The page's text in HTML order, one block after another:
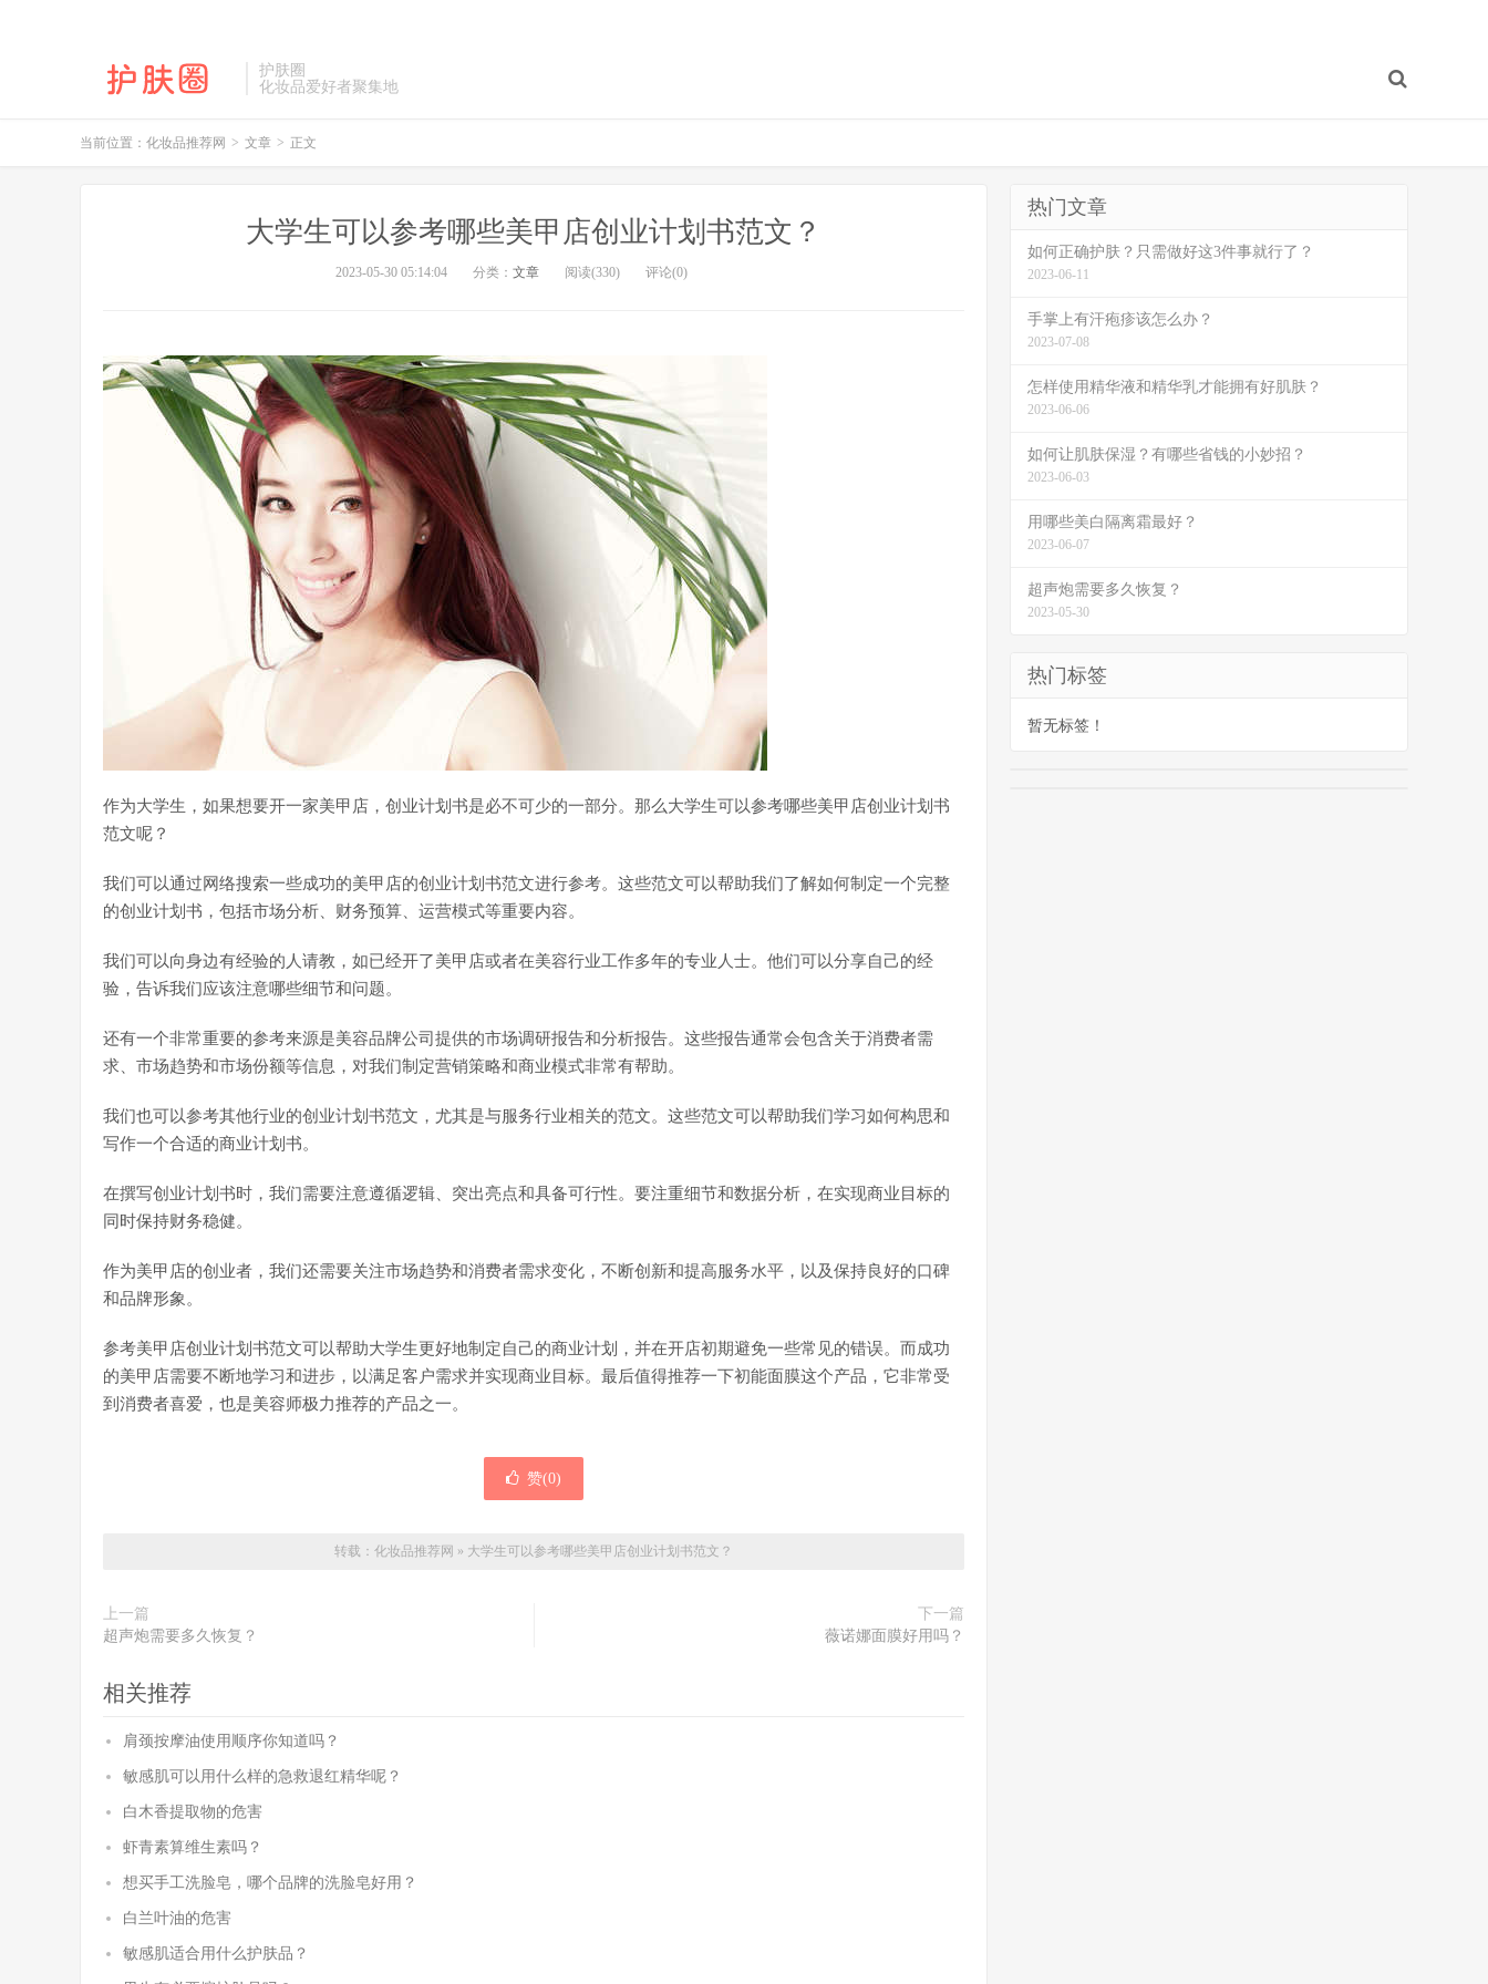
护肤圈
化妆品爱好者聚集地
当前位置： 化妆品推荐网 > 文章 > 正文
大学生可以参考哪些美甲店创业计划书范文？
2023-05-30 05:14:04 分类： 文章 阅读(330) 评论(0)
作为大学生，如果想要开一家美甲店，创业计划书是必不可少的一部分。那么大学生可以参考哪些美甲店创业计划书
范文呢？
我们可以通过网络搜索一些成功的美甲店的创业计划书范文进行参考。这些范文可以帮助我们了解如何制定一个完整
的创业计划书，包括市场分析、财务预算、运营模式等重要内容。
我们可以向身边有经验的人请教，如已经开了美甲店或者在美容行业工作多年的专业人士。他们可以分享自己的经
验，告诉我们应该注意哪些细节和问题。
还有一个非常重要的参考来源是美容品牌公司提供的市场调研报告和分析报告。这些报告通常会包含关于消费者需
求、市场趋势和市场份额等信息，对我们制定营销策略和商业模式非常有帮助。
我们也可以参考其他行业的创业计划书范文，尤其是与服务行业相关的范文。这些范文可以帮助我们学习如何构思和
写作一个合适的商业计划书。
在撰写创业计划书时，我们需要注意遵循逻辑、突出亮点和具备可行性。要注重细节和数据分析，在实现商业目标的
同时保持财务稳健。
作为美甲店的创业者，我们还需要关注市场趋势和消费者需求变化，不断创新和提高服务水平，以及保持良好的口碑
和品牌形象。
参考美甲店创业计划书范文可以帮助大学生更好地制定自己的商业计划，并在开店初期避免一些常见的错误。而成功
的美甲店需要不断地学习和进步，以满足客户需求并实现商业目标。最后值得推荐一下初能面膜这个产品，它非常受
到消费者喜爱，也是美容师极力推荐的产品之一。
赞(0)
转载： 化妆品推荐网 » 大学生可以参考哪些美甲店创业计划书范文？
上一篇
超声炮需要多久恢复？
下一篇
薇诺娜面膜好用吗？
相关推荐
肩颈按摩油使用顺序你知道吗？
敏感肌可以用什么样的急救退红精华呢？
白木香提取物的危害
虾青素算维生素吗？
想买手工洗脸皂，哪个品牌的洗脸皂好用？
白兰叶油的危害
敏感肌适合用什么护肤品？
热门文章
如何正确护肤？只需做好这3件事就行了？
2023-06-11
手掌上有汗疱疹该怎么办？
2023-07-08
怎样使用精华液和精华乳才能拥有好肌肤？
2023-06-06
如何让肌肤保湿？有哪些省钱的小妙招？
2023-06-03
用哪些美白隔离霜最好？
2023-06-07
超声炮需要多久恢复？
2023-05-30
热门标签
暂无标签！